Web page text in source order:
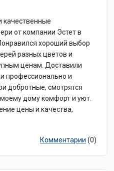
качественные
от компании Эстет в
хороший выбор
разных цветов и
ценам. Доставили
профессионально и
добротные, смотрятся
дому комфорт и уют.
цены и качества,
Комментарии (0)